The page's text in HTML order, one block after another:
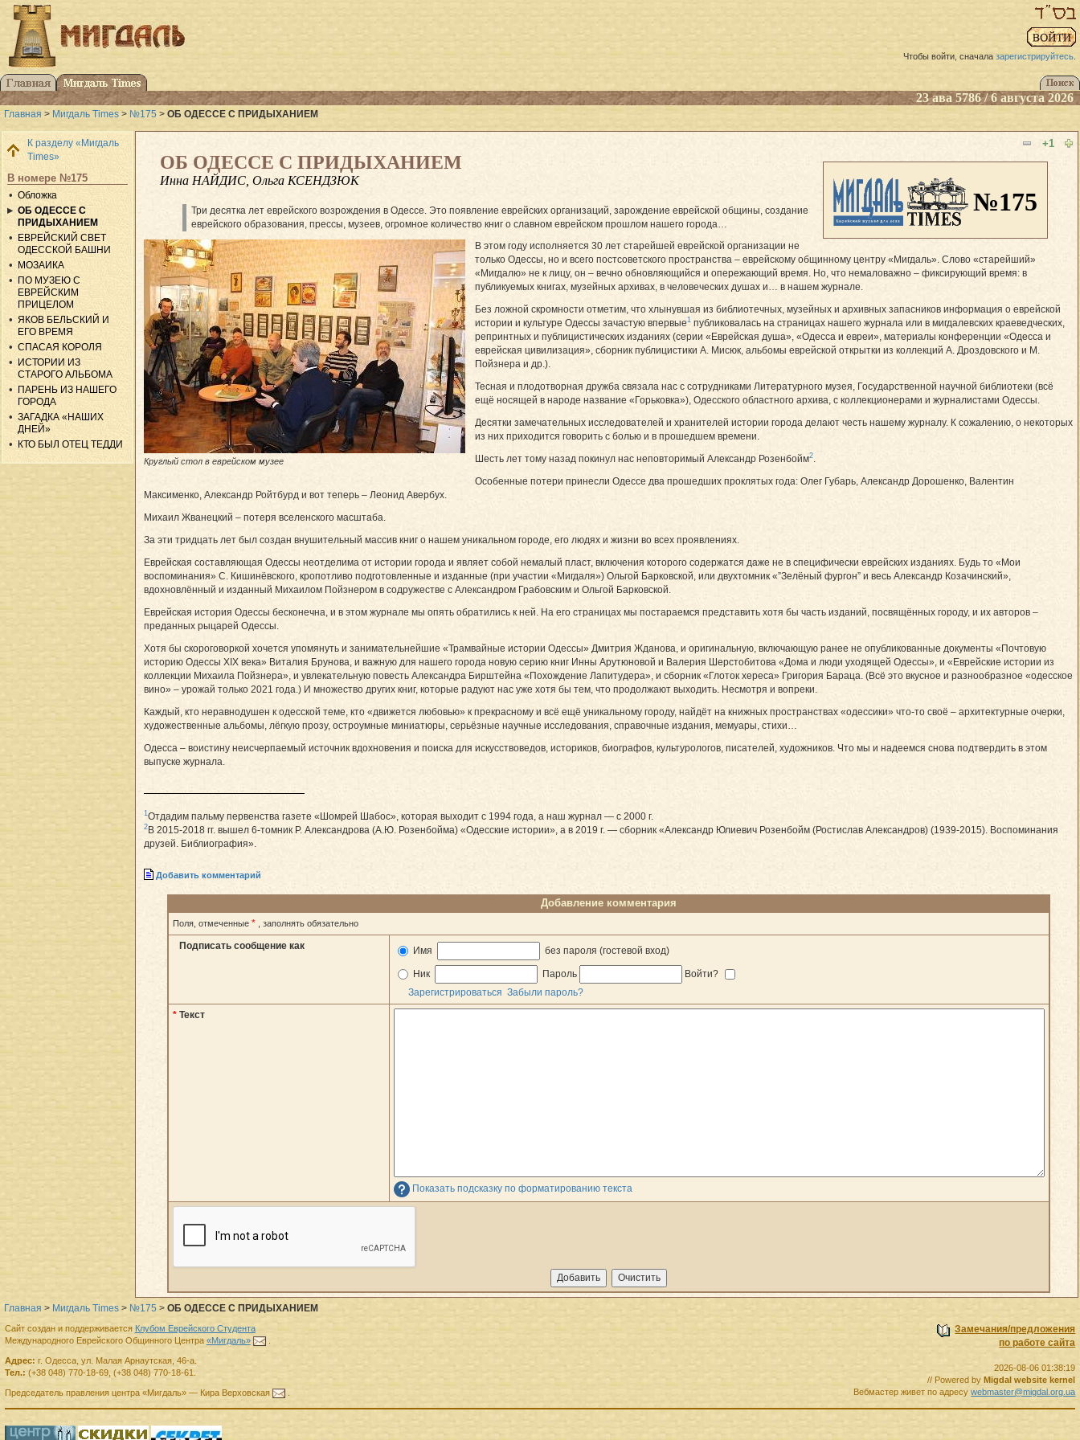
Чтобы войти, сначала зарегистрируйтесь.
23 ава 5786 / 6 августа 2026
Главная > Мигдаль Times > №175 > ОБ ОДЕССЕ С ПРИДЫХАНИЕМ
К разделу «Мигдаль
Times»
В номере №175
Обложка
ОБ ОДЕССЕ С
ПРИДЫХАНИЕМ
ЕВРЕЙСКИЙ СВЕТ
ОДЕССКОЙ БАШНИ
МОЗАИКА
ПО МУЗЕЮ С
ЕВРЕЙСКИМ
ПРИЦЕЛОМ
ЯКОВ БЕЛЬСКИЙ И
ЕГО ВРЕМЯ
СПАСАЯ КОРОЛЯ
ИСТОРИИ ИЗ
СТАРОГО АЛЬБОМА
ПАРЕНЬ ИЗ НАШЕГО
ГОРОДА
ЗАГАДКА «НАШИХ
ДНЕЙ»
КТО БЫЛ ОТЕЦ ТЕДДИ
+1
№175
ОБ ОДЕССЕ С ПРИДЫХАНИЕМ
Инна НАЙДИС, Ольга КСЕНДЗЮК
Три десятка лет еврейского возрождения в Одессе. Это появление еврейских организаций, зарождение еврейской общины, создание
еврейского образования, прессы, музеев, огромное количество книг о славном еврейском прошлом нашего города…
Круглый стол в еврейском музее
В этом году исполняется 30 лет старейшей еврейской организации не
только Одессы, но и всего постсоветского пространства – еврейскому общинному центру «Мигдаль». Слово «старейший»
«Мигдалю» не к лицу, он – вечно обновляющийся и опережающий время. Но, что немаловажно – фиксирующий время: в
публикуемых книгах, музейных архивах, в человеческих душах и… в нашем журнале.
Без ложной скромности отметим, что хлынувшая из библиотечных, музейных и архивных запасников информация о еврейской
истории и культуре Одессы зачастую впервые1 публиковалась на страницах нашего журнала или в мигдалевских краеведческих,
репринтных и публицистических изданиях (серии «Еврейская душа», «Одесса и евреи», материалы конференции «Одесса и
еврейская цивилизация», сборник публицистики А. Мисюк, альбомы еврейской открытки из коллекций А. Дроздовского и М.
Пойзнера и др.).
Тесная и плодотворная дружба связала нас с сотрудниками Литературного музея, Государственной научной библиотеки (всё
ещё носящей в народе название «Горьковка»), Одес­ского областного архива, с коллекционерами и журналистами Одессы.
Десятки замечательных исследователей и хранителей истории города делают честь нашему журналу. К сожалению, о некоторых
из них приходится говорить с болью и в прошедшем времени.
Шесть лет тому назад покинул нас неповторимый Александр Розенбойм2
Особенные потери принесли Одессе два прошедших проклятых года: Олег Губарь, Александр Дорошенко, Валентин
Максименко, Александр Ройтбурд и вот теперь – Леонид Авербух.
Михаил Жванецкий – потеря вселенского масштаба.
За эти тридцать лет был создан внушительный массив книг о нашем уникальном городе, его людях и жизни во всех проявлениях.
Еврейская составляющая Одессы неотделима от истории города и являет собой немалый пласт, включения которого содержатся даже не в специфически еврейских изданиях. Будь то «Мои
воспоминания» С. Кишинёвского, кропотливо подготовленные и изданные (при участии «Мигдаля») Ольгой Барковской, или двухтомник «”Зелёный фургон” и весь Александр Козачинский»,
вдохновлённый и изданный Михаилом Пойзнером в содружестве с Александром Грабовским и Ольгой Барковской.
Еврейская история Одессы бесконечна, и в этом журнале мы опять обратились к ней. На его страницах мы постараемся представить хотя бы часть изданий, посвящённых городу, и их авторов –
преданных рыцарей Одессы.
Хотя бы скороговоркой хочется упомянуть и занимательнейшие «Трамвайные истории Одессы» Дмитрия Жданова, и оригинальную, включающую ранее не опубликованные документы «Почтовую
историю Одессы XIX века» Виталия Брунова, и важную для нашего города новую серию книг Инны Арутюновой и Валерия Шерстобитова «Дома и люди уходящей Одессы», и «Еврейские истории из
коллекции Михаила Пойзнера», и увлекательную повесть Александра Бирштейна «Похождение Лапитудера», и сборник «Глоток хереса» Григория Бараца. (Всё это вкусное и разнообразное «одесское
вино» – урожай только 2021 года.) И множество других книг, которые радуют нас уже хотя бы тем, что продолжают выходить. Несмотря и вопреки.
Каждый, кто неравнодушен к одесской теме, кто «движется любовью» к прекрасному и всё ещё уникальному городу, найдёт на книжных пространствах «одессики» что-то своё – архитектурные очерки,
художественные альбомы, лёгкую прозу, остроумные миниатюры, серьёзные научные исследования, справочные издания, мемуары, стихи…
Одесса – воистину неисчерпаемый источник вдохновения и поиска для искусствоведов, историков, биографов, культурологов, писателей, художников. Что мы и надеемся снова подтвердить в этом
выпуске журнала.
1Отдадим пальму первенства газете «Шомрей Шабос», которая выходит с 1994 года, а наш журнал — с 2000 г.
2В 2015-2018 гг. вышел 6-томник Р. Александрова (А.Ю. Розенбойма) «Одесские истории», а в 2019 г. — сборник «Александр Юлиевич Розенбойм (Ростислав Александров) (1939-2015). Воспоминания
друзей. Библиография».
Добавить комментарий
Добавление комментария
Поля, отмеченные * , заполнять обязательно
Подписать сообщение как Имя без пароля (гостевой вход)
Ник Пароль
Войти?
Зарегистрироваться Забыли пароль?
* Текст
Показать подсказку по форматированию текста
Главная > Мигдаль Times > №175 > ОБ ОДЕССЕ С ПРИДЫХАНИЕМ
Замечания/предложения
по работе сайта
2026-08-06 01:38:19
// Powered by Migdal website kernel
Вебмастер живет по адресуwebmaster@migdal.org.ua
Сайт создан и поддерживается Клубом Еврейского Студента
Международного Еврейского Общинного Центра «Мигдаль» .
Адрес: г. Одесса, ул. Малая Арнаутская, 46-а.
Тел.: (+38 048) 770-18-69, (+38 048) 770-18-61.
Председатель правленияцентра «Мигдаль»— Кира Верховская .